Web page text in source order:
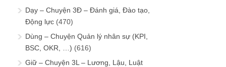
Dạy – Chuyện 3Đ – Đánh giá, Đào tạo,
Động lực (470)
Dùng – Chuyện Quản lý nhân sự (KPI,
BSC, OKR, …) (616)
Giữ – Chuyện 3L – Lương, Lậu, Luật